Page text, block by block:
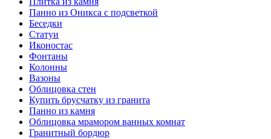
Панно из Оникса с подсветкой
Беседки
Статуи
Иконостас
Фонтаны
Колонны
Вазоны
Облицовка стен
Купить брусчатку из гранита
Панно из камня
Облицовка мрамором ванных комнат
Гранитный бордюр